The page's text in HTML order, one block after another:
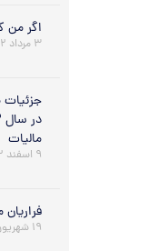
اگر من
۳ مرداد ۱۳۹۲
جزئیات
مالیات
۹ اسفند ۱۳۹۲
۱۹ شهریور ۱۳۹۴